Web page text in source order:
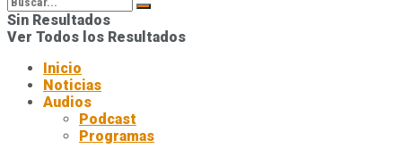
Sin Resultados
Ver Todos los Resultados
Inicio
Noticias
Audios
Podcast
Programas